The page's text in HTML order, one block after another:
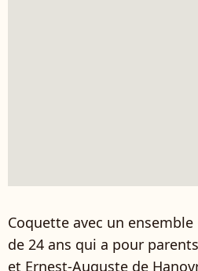
Coquette avec un
de 24 ans qui a pour
et Ernest-Auguste de